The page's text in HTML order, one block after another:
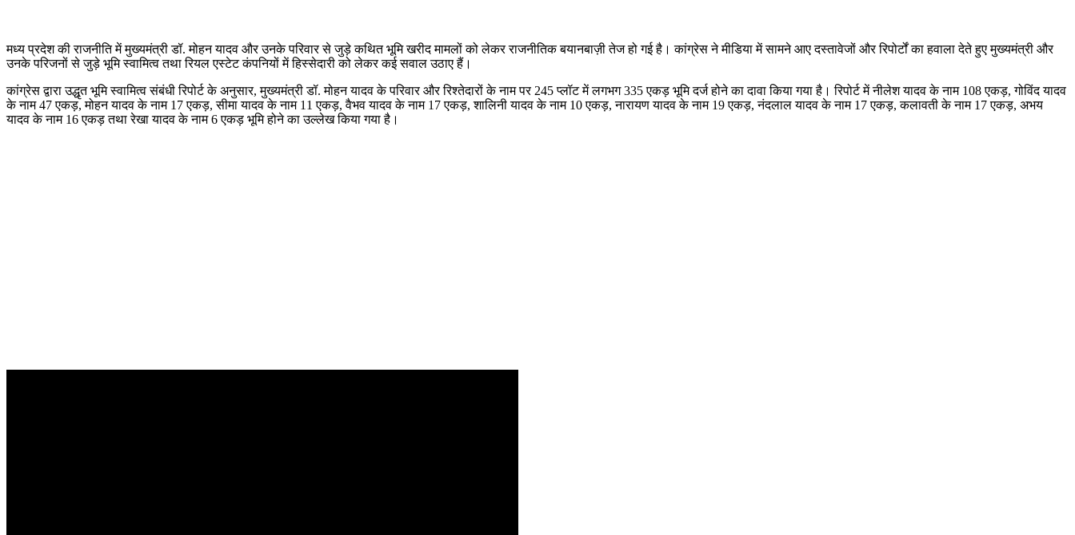
मध्य प्रदेश की राजनीति में मुख्यमंत्री डॉ. मोहन यादव और उनके परिवार से जुड़े कथित भूमि खरीद मामलों को लेकर राजनीतिक बयानबाज़ी तेज हो गई है। कांग्रेस ने मीडिया में सामने आए दस्तावेजों और रिपोर्टों का हवाला देते हुए मुख्यमंत्री और
उनके परिजनों से जुड़े भूमि स्वामित्व तथा रियल एस्टेट कंपनियों में हिस्सेदारी को लेकर कई सवाल उठाए हैं।
कांग्रेस द्वारा उद्धृत भूमि स्वामित्व संबंधी रिपोर्ट के अनुसार, मुख्यमंत्री डॉ. मोहन यादव के परिवार और रिश्तेदारों के नाम पर 245 प्लॉट में लगभग 335 एकड़ भूमि दर्ज होने का दावा किया गया है। रिपोर्ट में नीलेश यादव के नाम 108 एकड़, गोविंद यादव
के नाम 47 एकड़, मोहन यादव के नाम 17 एकड़, सीमा यादव के नाम 11 एकड़, वैभव यादव के नाम 17 एकड़, शालिनी यादव के नाम 10 एकड़, नारायण यादव के नाम 19 एकड़, नंदलाल यादव के नाम 17 एकड़, कलावती के नाम 17 एकड़, अभय
यादव के नाम 16 एकड़ तथा रेखा यादव के नाम 6 एकड़ भूमि होने का उल्लेख किया गया है।